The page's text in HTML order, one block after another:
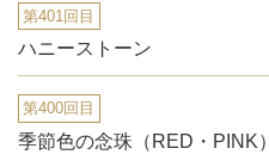
第401回目
ハニーストーン
第400回目
季節色の念珠（RED・PINK）